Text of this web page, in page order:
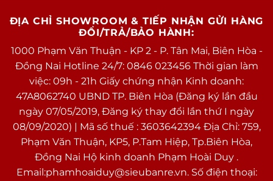
ĐỊA CHỈ SHOWROOM & TIẾP NHẬN GỬI HÀNG
ĐỔI/TRẢ/BẢO HÀNH:
1000 Phạm Văn Thuận - KP 2 - P. Tân Mai, Biên Hòa -
Đồng Nai Hotline 24/7: 0846 023456 Thời gian làm
việc: 09h - 21h Giấy chứng nhận Kinh doanh:
47A8062740 UBND TP. Biên Hòa (Đăng ký lần đầu
ngày 07/05/2019, Đăng ký thay đổi lần thứ I ngày
08/09/2020) | Mã số thuế : 3603642394 Địa Chỉ: 759,
Phạm Văn Thuận, KP5, P.Tam Hiệp, Tp.Biên Hòa,
Đồng Nai Hộ kinh doanh Phạm Hoài Duy .
Email:phamhoaiduy@sieubanre.vn. Số điện thoại: